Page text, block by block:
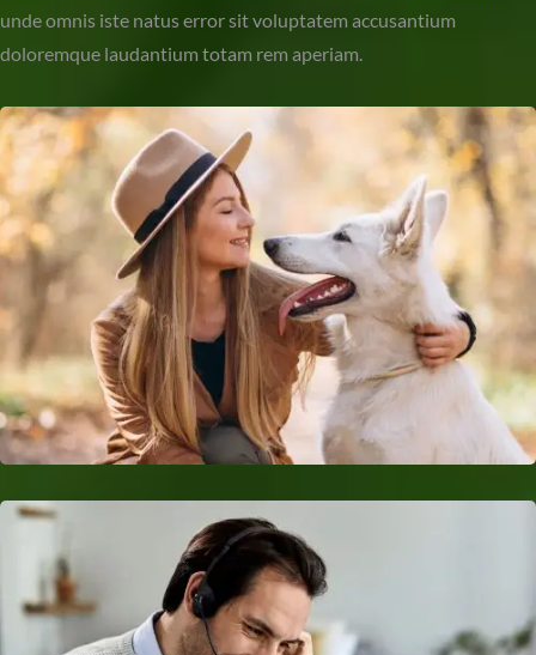
unde omnis iste natus error sit voluptatem accusantium
doloremque laudantium totam rem aperiam.